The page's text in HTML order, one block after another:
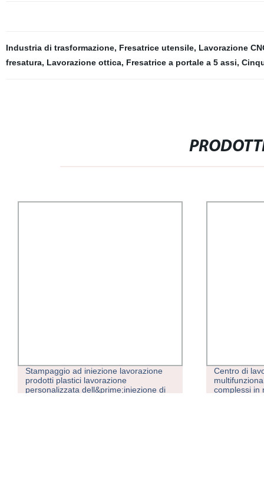
Industria di trasformazione, Fresatrice utensile, Lavorazione
fresatura, Lavorazione ottica, Fresatrice a portale a 5 assi,
ad iniezione lavorazione
plastici lavorazione
dell&prime;iniezione di
Centro di
multifunzionale
complessi in